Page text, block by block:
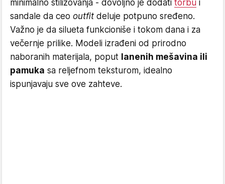
minimalno stilizovanja - dovoljno je dodati torbu i
sandale da ceo outfit deluje potpuno sređeno.
Važno je da silueta funkcioniše i tokom dana i za
večernje prilike. Modeli izrađeni od prirodno
naboranih materijala, poput lanenih mešavina ili
pamuka sa reljefnom teksturom, idealno
ispunjavaju sve ove zahteve.